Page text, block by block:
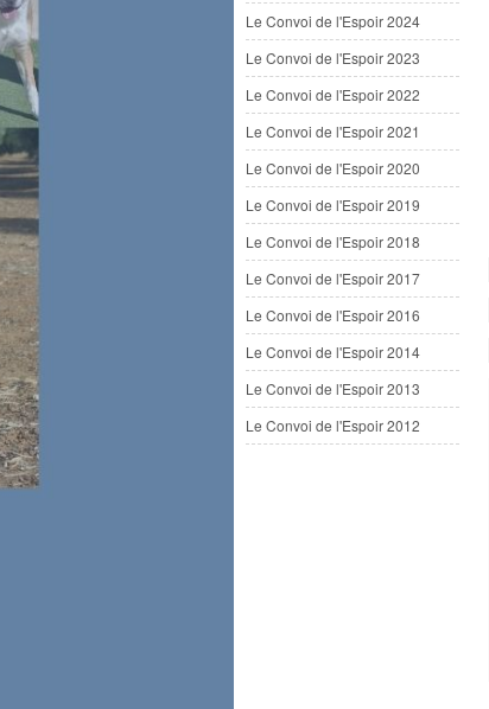
Le Convoi de l'Espoir 2024
Le Convoi de l'Espoir 2023
Le Convoi de l'Espoir 2022
Le Convoi de l'Espoir 2021
Le Convoi de l'Espoir 2020
Le Convoi de l'Espoir 2019
Le Convoi de l'Espoir 2018
Le Convoi de l'Espoir 2017
Le Convoi de l'Espoir 2016
Le Convoi de l'Espoir 2014
Le Convoi de l'Espoir 2013
Le Convoi de l'Espoir 2012